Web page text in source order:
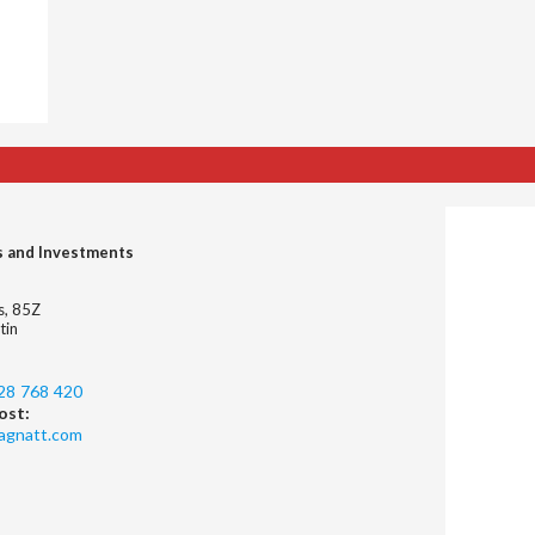
and Investments
85Z
768 420